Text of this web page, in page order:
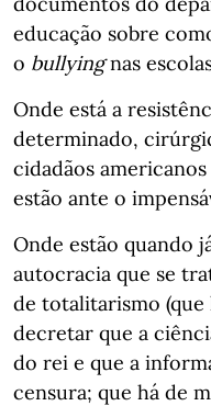
educação sobre
o bullyingnas
Onde está a
determinado,
cidadãos
estão ante o
Onde estão quando
autocracia que se
de totalitarismo
decretar que a
do rei e que a
censura; que há de